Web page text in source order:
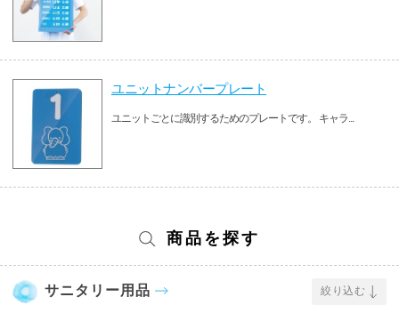
ユニットナンバープレート
ユニットごとに識別するためのプレートです。 キャラ...
商品を探す
サニタリー用品 絞り込む